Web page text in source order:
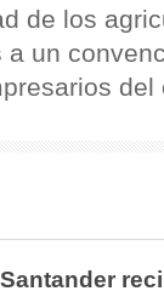
de los
un